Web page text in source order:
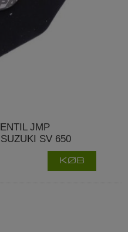
JMP
SV 650
KØB